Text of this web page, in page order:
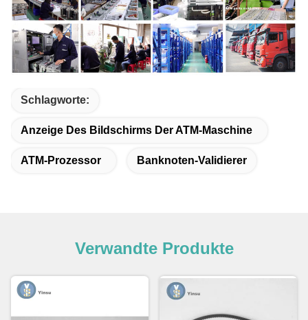
Schlagworte:
Anzeige Des Bildschirms Der ATM-Maschine
ATM-Prozessor Banknoten-Validierer
Verwandte Produkte